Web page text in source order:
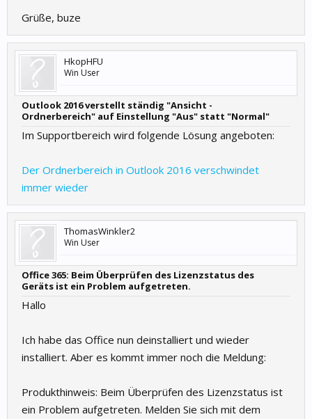
Grüße, buze
HkopHFU
Win User
Outlook 2016 verstellt ständig "Ansicht -
Ordnerbereich" auf Einstellung "Aus" statt "Normal"
Im Supportbereich wird folgende Lösung angeboten:
Der Ordnerbereich in Outlook 2016 verschwindet
immer wieder
ThomasWinkler2
Win User
Office 365: Beim Überprüfen des Lizenzstatus des
Geräts ist ein Problem aufgetreten.
Hallo
Ich habe das Office nun deinstalliert und wieder
installiert. Aber es kommt immer noch die Meldung:
Produkthinweis: Beim Überprüfen des Lizenzstatus ist
ein Problem aufgetreten. Melden Sie sich mit dem